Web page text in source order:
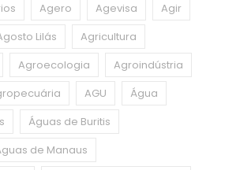
Agero Agevisa
Agir
Lilás
Agricultura
Agroecologia
Agroindústria
AGU
Água
Águas de Buritis
de Manaus